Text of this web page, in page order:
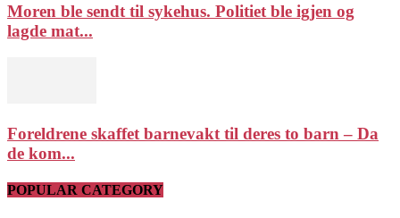
Moren ble sendt til sykehus. Politiet ble igjen og
lagde mat...
Foreldrene skaffet barnevakt til deres to barn – Da
de kom...
POPULAR CATEGORY